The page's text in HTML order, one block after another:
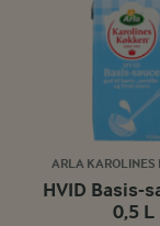
ARLA
HVID Basis-
0,5 L